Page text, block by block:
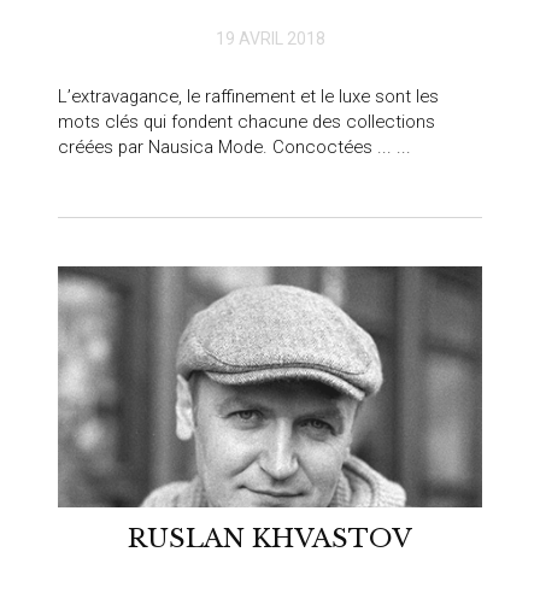
19 AVRIL 2018
L’extravagance, le raffinement et le luxe sont les
mots clés qui fondent chacune des collections
créées par Nausica Mode. Concoctées ... ...
RUSLAN KHVASTOV